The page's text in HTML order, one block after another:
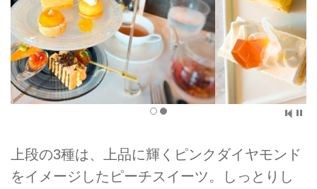
上段の3種は、上品に輝くピンクダイヤモンド
をイメージしたピーチスイーツ。しっとりし